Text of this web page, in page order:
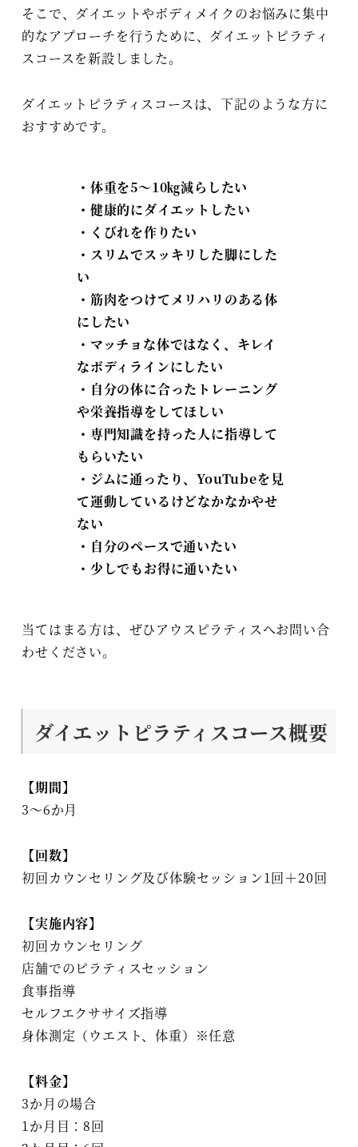
そこで、ダイエットやボディメイクのお悩みに集中
的なアプローチを行うために、ダイエットピラティ
スコースを新設しました。
ダイエットピラティスコースは、下記のような方に
おすすめです。
・体重を5～10㎏減らしたい
・健康的にダイエットしたい
・くびれを作りたい
・スリムでスッキリした脚にした
い
・筋肉をつけてメリハリのある体
にしたい
・マッチョな体ではなく、キレイ
なボディラインにしたい
・自分の体に合ったトレーニング
や栄養指導をしてほしい
・専門知識を持った人に指導して
もらいたい
・ジムに通ったり、YouTubeを見
て運動しているけどなかなかやせ
ない
・自分のペースで通いたい
・少しでもお得に通いたい
当てはまる方は、ぜひアウスピラティスへお問い合
わせください。
ダイエットピラティスコース概要
【期間】
3～6か月
【回数】
初回カウンセリング及び体験セッション1回＋20回
【実施内容】
初回カウンセリング
店舗でのピラティスセッション
食事指導
セルフエクササイズ指導
身体測定（ウエスト、体重）※任意
【料金】
3か月の場合
1か月目：8回